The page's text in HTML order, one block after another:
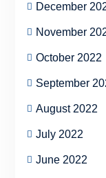
December
November
October 2022
September
August 2022
July 2022
June 2022